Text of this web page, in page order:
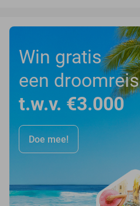
Win gratis
een droomreis
t.w.v. €3.000
Doe mee!